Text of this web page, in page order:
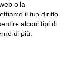
o la
il tuo diritto
alcuni tipi di
di più.